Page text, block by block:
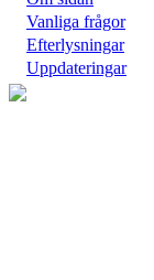
Vanliga frågor
Efterlysningar
Uppdateringar